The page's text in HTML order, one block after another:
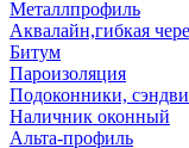
Металлпрофиль
Аквалайн,гибкая
Битум
Пароизоляция
Подоконники,
Наличник оконный
Альта-профиль